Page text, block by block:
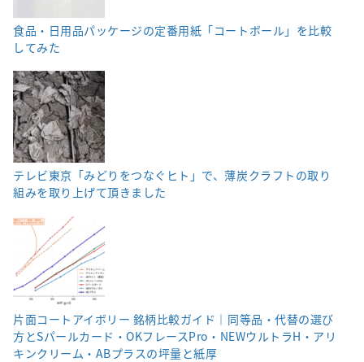
食品・日用品パッケージの定番用紙「コートボール」を比較
してみた
テレビ東京「みどりをつなぐヒト」で、薄炭クラフトの取り
組みを取り上げて頂きました
片面コートアイボリー 銘柄比較ガイド｜同等品・代替の選び
方とSパールカード・OKフレースPro・NEWウルトラH・アリ
キンクリーム・ABプラスの坪量と紙厚